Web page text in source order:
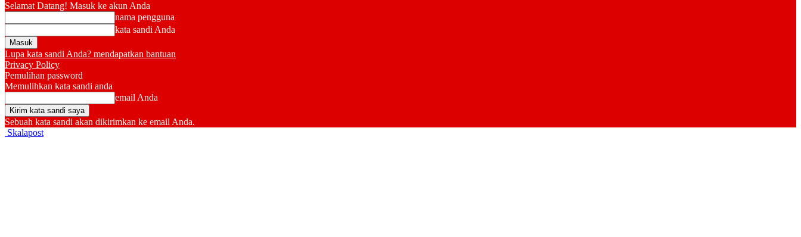
Selamat Datang! Masuk ke akun Anda
nama pengguna
kata sandi Anda
Lupa kata sandi Anda? mendapatkan bantuan
Privacy Policy
Pemulihan password
Memulihkan kata sandi anda
email Anda
Sebuah kata sandi akan dikirimkan ke email Anda.
Skalapost